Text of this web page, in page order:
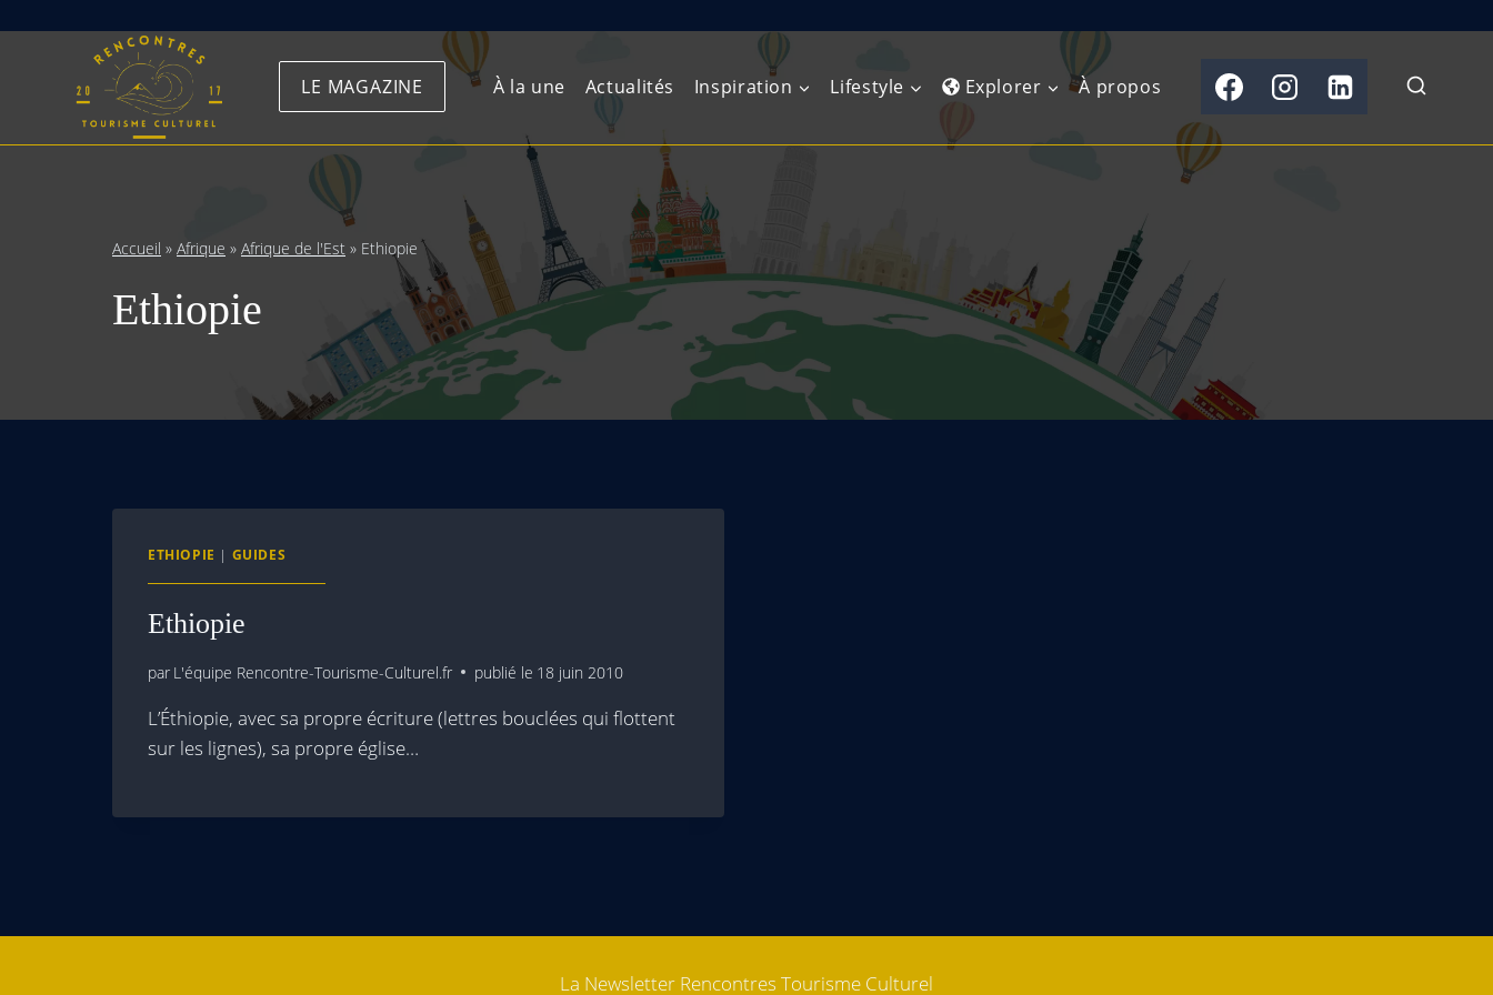
LE MAGAZINE À la une Actualités Inspiration Lifestyle Explorer
Europe de l’Ouest
Europe du Nord
Europe centrale Antilles et Caraïbes
Amérique du Sud
Afrique de l’Ouest
Afrique de l’Est
Asie centrale
Sous-continent
indien
Asie du Sud-Est
À propos
Accueil » Afrique » Afrique de l'Est » Ethiopie
Ethiopie
ETHIOPIE | GUIDES
Ethiopie
par L'équipe Rencontre-Tourisme-Culturel.fr publié le 18 juin 2010
L’Éthiopie, avec sa propre écriture (lettres bouclées qui flottent
sur les lignes), sa propre église…
La Newsletter Rencontres Tourisme Culturel